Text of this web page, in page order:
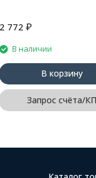
2 772 ₽
В наличии
В корзину
Запрос счёта/КП